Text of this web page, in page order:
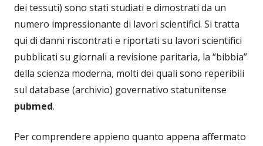
dei tessuti) sono stati studiati e dimostrati da un
numero impressionante di lavori scientifici. Si tratta
qui di danni riscontrati e riportati su lavori scientifici
pubblicati su giornali a revisione paritaria, la “bibbia”
della scienza moderna, molti dei quali sono reperibili
sul database (archivio) governativo statunitense
pubmed.
Per comprendere appieno quanto appena affermato